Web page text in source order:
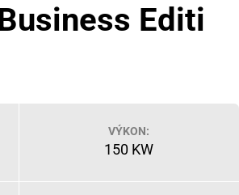
Editi
VÝKON:
150 KW